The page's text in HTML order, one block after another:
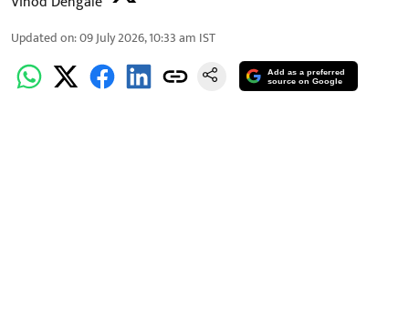
Updated on:09 July 2026, 10:33 am IST
Add as a preferred
source on Google